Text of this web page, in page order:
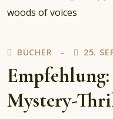
Autumn
Frauenpower
in
Serie
BÜCHER 25.
Mystery-